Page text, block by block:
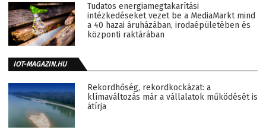
Tudatos energiamegtakarítási
intézkedéseket vezet be a MediaMarkt mind
a 40 hazai áruházában, irodaépületében és
központi raktárában
IOT-MAGAZIN.HU
Rekordhőség, rekordkockázat: a
klímaváltozás már a vállalatok működését is
átírja